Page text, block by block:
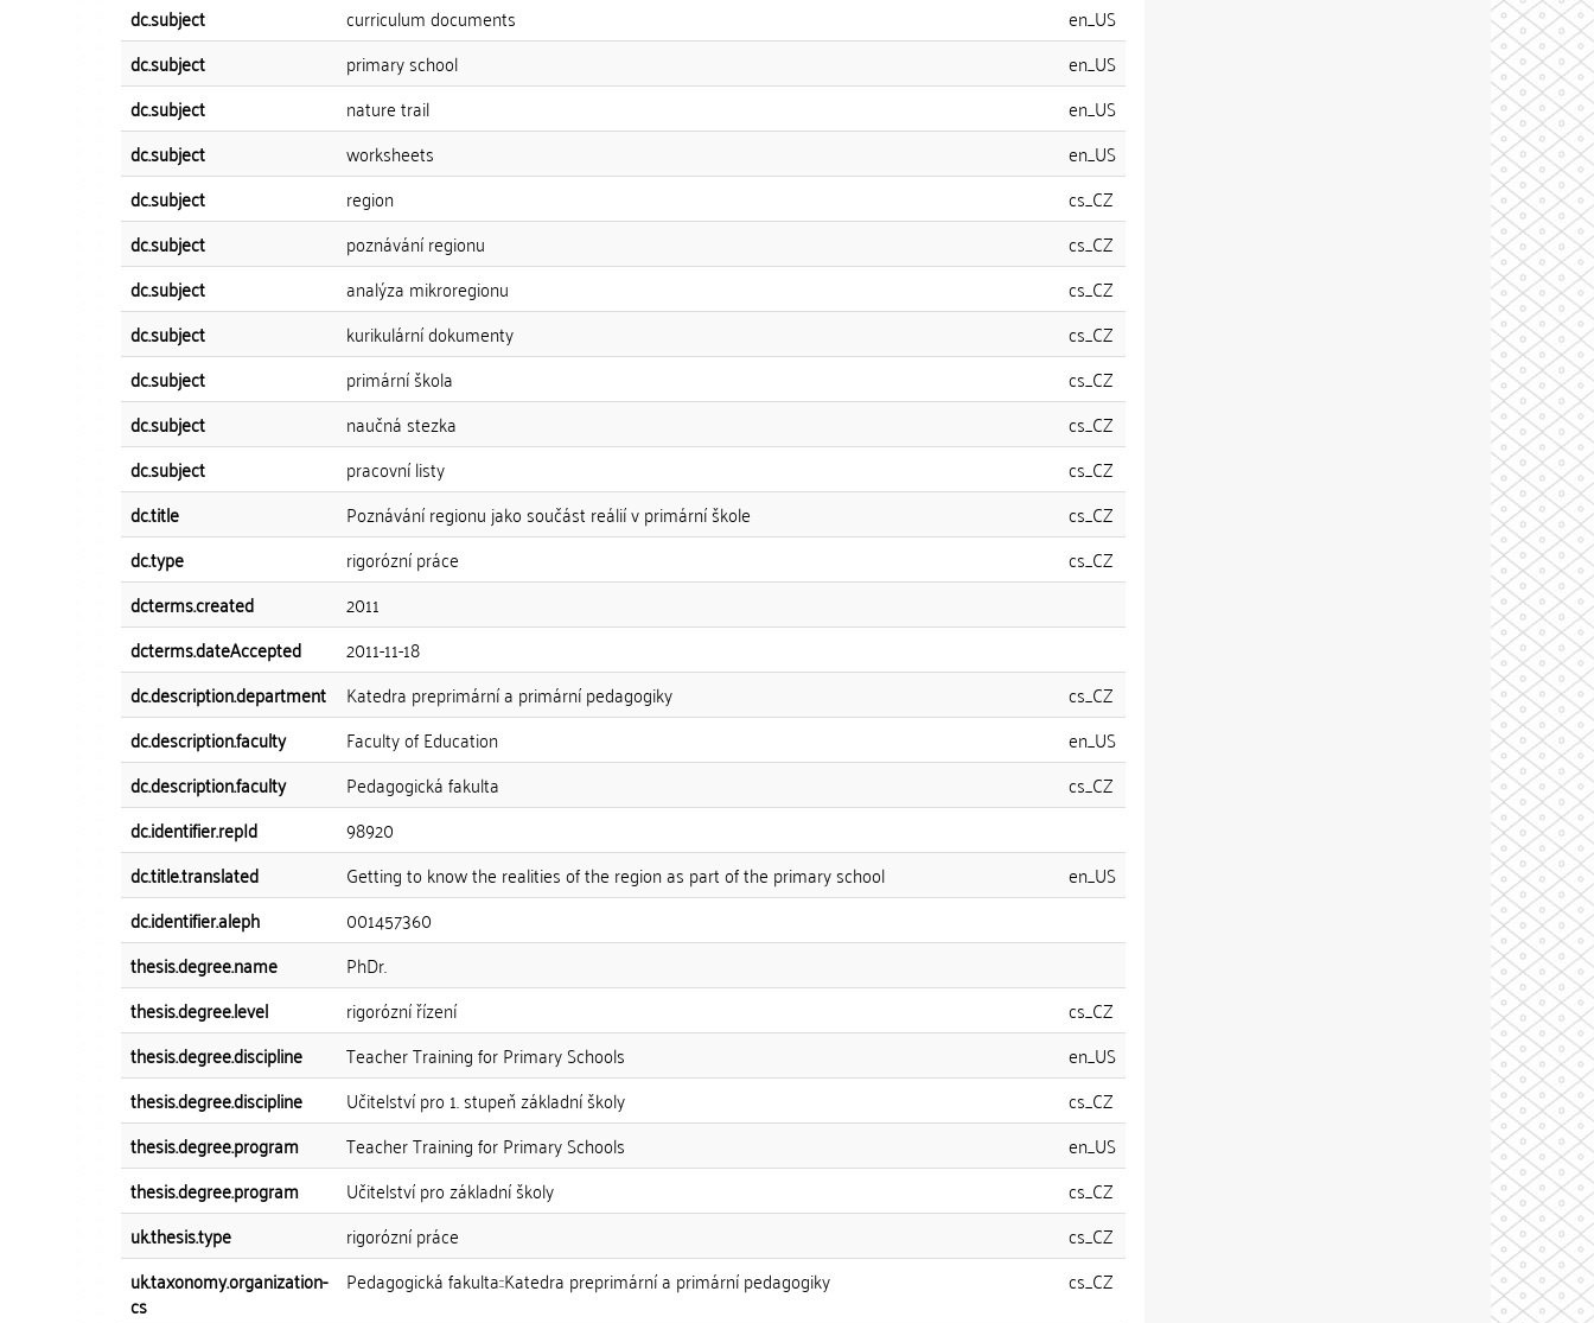
dc.subject
curriculum documents
en_US
dc.subject
primary school
en_US
dc.subject
nature trail
en_US
dc.subject
worksheets
en_US
dc.subject
region
cs_CZ
dc.subject
poznávání regionu
cs_CZ
dc.subject
analýza mikroregionu
cs_CZ
dc.subject
kurikulární dokumenty
cs_CZ
dc.subject
primární škola
cs_CZ
dc.subject
naučná stezka
cs_CZ
dc.subject
pracovní listy
cs_CZ
dc.title
Poznávání regionu jako součást reálií v primární škole
cs_CZ
dc.type
rigorózní práce
cs_CZ
dcterms.created
2011
dcterms.dateAccepted
2011-11-18
dc.description.department
Katedra preprimární a primární pedagogiky
cs_CZ
dc.description.faculty
Faculty of Education
en_US
dc.description.faculty
Pedagogická fakulta
cs_CZ
dc.identifier.repId
98920
dc.title.translated
Getting to know the realities of the region as part of the primary school
en_US
dc.identifier.aleph
001457360
thesis.degree.name
PhDr.
thesis.degree.level
rigorózní řízení
cs_CZ
thesis.degree.discipline
Teacher Training for Primary Schools
en_US
thesis.degree.discipline
Učitelství pro 1. stupeň základní školy
cs_CZ
thesis.degree.program
Teacher Training for Primary Schools
en_US
thesis.degree.program
Učitelství pro základní školy
cs_CZ
uk.thesis.type
rigorózní práce
cs_CZ
uk.taxonomy.organization-
cs
Pedagogická fakulta::Katedra preprimární a primární pedagogiky cs_CZ